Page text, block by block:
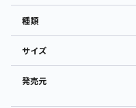
種類
サイズ
発売元